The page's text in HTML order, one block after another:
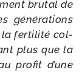
bru­tal de
géné­ra­tions
la fer­ti­li­té col­
plus que la
pro­fit d’une